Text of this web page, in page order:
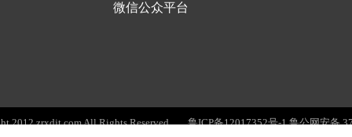
微信公众平台
2012 zrxdjt.com All Rights Reserved 鲁ICP备12017352号-1鲁公网安备